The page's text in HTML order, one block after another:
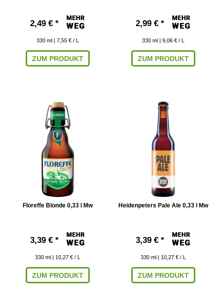
2,49 € *
330 ml | 7,55 € / L
ZUM PRODUKT
2,99 € *
330 ml | 9,06 € / L
ZUM PRODUKT
Floreffe Blonde 0,33 l Mw
3,39 € *
330 ml | 10,27 € / L
ZUM PRODUKT
Heidenpeters Pale Ale 0,33 l Mw
3,39 € *
330 ml | 10,27 € / L
ZUM PRODUKT